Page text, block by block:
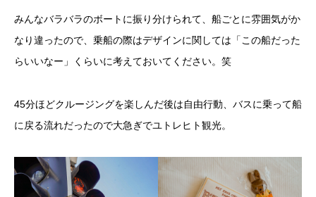
みんなバラバラのボートに振り分けられて、船ごとに雰囲気がか
なり違ったので、乗船の際はデザインに関しては「この船だった
らいいなー」くらいに考えておいてください。笑
45分ほどクルージングを楽しんだ後は自由行動、バスに乗って船
に戻る流れだったので大急ぎでユトレヒト観光。